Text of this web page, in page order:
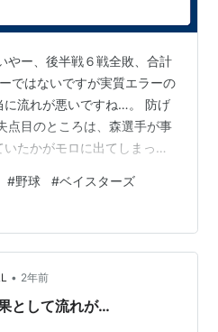
やー、後半戦６戦全敗、合計
ではないですが実質エラーの
に流れが悪いですね…。 防げ
点目のところは、森選手が事
たかがモロに出てしまった
走者の足の速さ、飛んでく
、など他にも気にかけると
こら辺だけでもどれだけ考
めが甘いといいますか、こう
ないんですよね…。 持って
ップク…
#野球 #ベイスターズ
• 2年前
として流れが…